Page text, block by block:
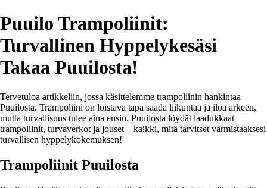
Puuilo Trampoliinit:
Turvallinen Hyppelykesäsi
Takaa Puuilosta!
Tervetuloa artikkeliin, jossa käsittelemme trampoliinin hankintaa
Puuilosta. Trampoliini on loistava tapa saada liikuntaa ja iloa arkeen,
mutta turvallisuus tulee aina ensin. Puuilosta löydät laadukkaat
trampoliinit, turvaverkot ja jouset – kaikki, mitä tarvitset varmistaaksesi
turvallisen hyppelykokemuksen!
Trampoliinit Puuilosta